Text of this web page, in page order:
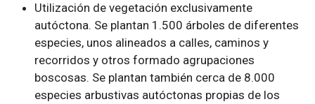
Utilización de vegetación exclusivamente
autóctona. Se plantan 1.500 árboles de diferentes
especies, unos alineados a calles, caminos y
recorridos y otros formado agrupaciones
boscosas. Se plantan también cerca de 8.000
especies arbustivas autóctonas propias de los